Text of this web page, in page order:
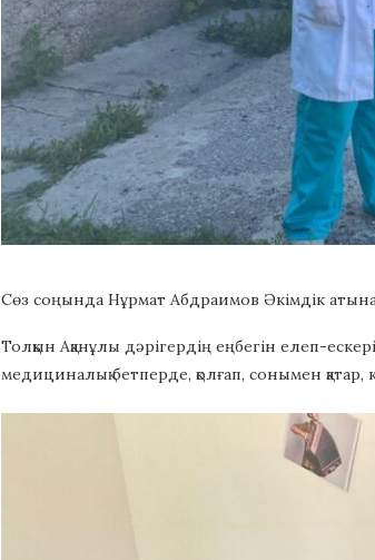
Сөз соңында Нұрмат Абдраимов Әкімдік атынан
Толқын Ақанұлы дәрігердің еңбегін елеп-
медициналық бетперде, қолғап, сонымен қатар,